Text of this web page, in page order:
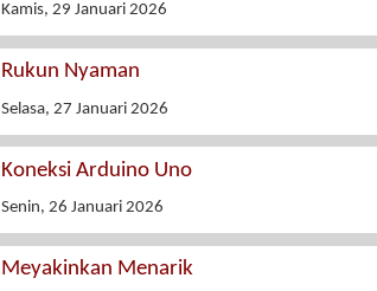
Kamis, 29 Januari 2026
Rukun Nyaman
Selasa, 27 Januari 2026
Koneksi Arduino Uno
Senin, 26 Januari 2026
Meyakinkan Menarik